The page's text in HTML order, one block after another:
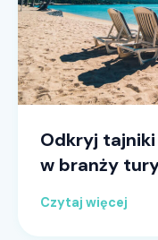
Odkryj
w branży
Czytaj więcej